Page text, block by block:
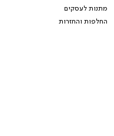
מתנות לעסקים
החלפות והחזרות